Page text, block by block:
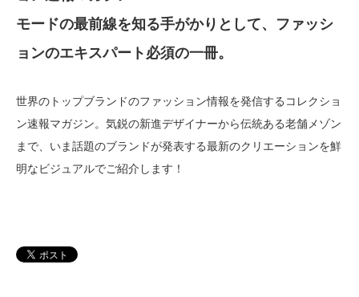
モードの最前線を知る手がかりとして、ファッシ
ョンのエキスパート必須の一冊。
世界のトップブランドのファッション情報を発信するコレクショ
ン速報マガジン。気鋭の新進デザイナーから伝統ある老舗メゾン
まで、いま話題のブランドが発表する最新のクリエーションを鮮
明なビジュアルでご紹介します！